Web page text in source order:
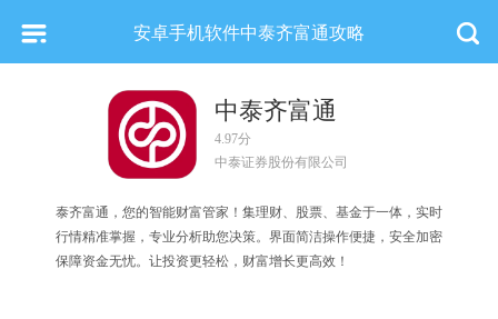
安卓手机软件中泰齐富通攻略
中泰齐富通
4.97分
中泰证券股份有限公司
泰齐富通，您的智能财富管家！集理财、股票、基金于一体，实时
行情精准掌握，专业分析助您决策。界面简洁操作便捷，安全加密
保障资金无忧。让投资更轻松，财富增长更高效！